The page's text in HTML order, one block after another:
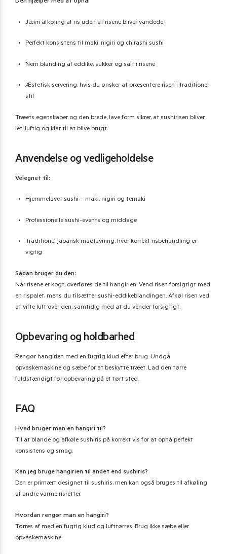
Den hjælper med at opnå:
Jævn afkøling af ris uden at risene bliver vandede
Perfekt konsistens til maki, nigiri og chirashi sushi
Nem blanding af eddike, sukker og salt i risene
Æstetisk servering, hvis du ønsker at præsentere risen i traditionel
stil
Træets egenskaber og den brede, lave form sikrer, at sushirisen bliver
let, luftig og klar til at blive brugt.
Anvendelse og vedligeholdelse
Velegnet til:
Hjemmelavet sushi – maki, nigiri og temaki
Professionelle sushi-events og middage
Traditionel japansk madlavning, hvor korrekt risbehandling er
vigtig
Sådan bruger du den:
Når risene er kogt, overføres de til hangirien. Vend risen forsigtigt med
en rispalet, mens du tilsætter sushi-eddikeblandingen. Afkøl risen ved
at vifte luft over den, samtidig med at du vender forsigtigt.
Opbevaring og holdbarhed
Rengør hangirien med en fugtig klud efter brug. Undgå
opvaskemaskine og sæbe for at beskytte træet. Lad den tørre
fuldstændigt før opbevaring på et tørt sted.
FAQ
Hvad bruger man en hangiri til?
Til at blande og afkøle sushiris på korrekt vis for at opnå perfekt
konsistens og smag.
Kan jeg bruge hangirien til andet end sushiris?
Den er primært designet til sushiris, men kan også bruges til afkøling
af andre varme risretter.
Hvordan rengør man en hangiri?
Tørres af med en fugtig klud og lufttørres. Brug ikke sæbe eller
opvaskemaskine.